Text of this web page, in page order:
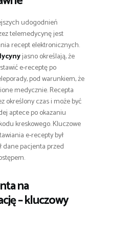
udogodnień
telemedycynę jest
recept elektronicznych.
jasno określają, że
e-receptę po
pod warunkiem, że
medycznie. Recepta
określony czas i może być
aptece po okazaniu
kreskowego. Kluczowe
e-recepty był
dane pacjenta przed
na
– kluczowy